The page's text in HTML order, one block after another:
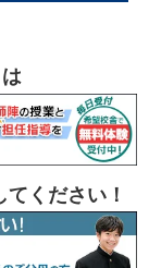
ください！